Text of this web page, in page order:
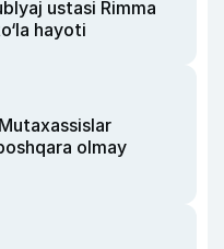
ustasi Rimma
hayoti
olmay